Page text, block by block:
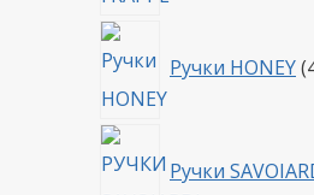
Ручки HONEY
Ручки